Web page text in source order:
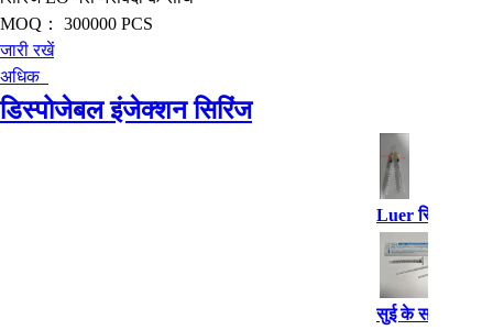
MOQ：
300000 PCS
जारी रखें
अधिक
डिस्पोजेबल इंजेक्शन सिरिंज
Luer स्लिप
सुई के साथ 1ML